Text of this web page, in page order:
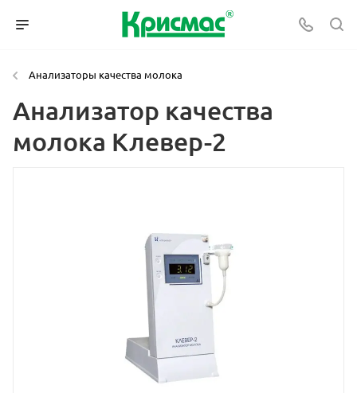
Анализаторы качества молока
Анализатор качества
молока Клевер-2